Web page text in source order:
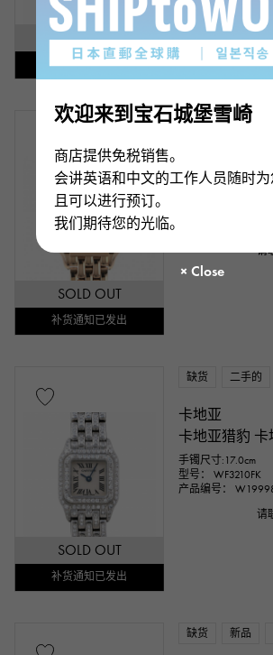
欢迎来到宝石城堡雪崎
商店提供免税销售。
会讲英语和中文的工作人员随时
且可以进行预订。
我们期待您的光临。
SOLD OUT
补货通知已发出
SOLD OUT
补货通知已发出
缺货 新品
卡地亚猎豹
请
SOLD OUT
补货通知已发出
缺货 二手的
卡地亚
卡地亚猎豹 卡
手镯尺寸:17.0cm
型号： WF3210FK
产品编号：
请
缺货 新品